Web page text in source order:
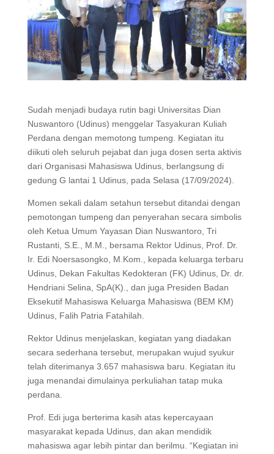
Sudah menjadi budaya rutin bagi Universitas Dian
Nuswantoro (Udinus) menggelar Tasyakuran Kuliah
Perdana dengan memotong tumpeng. Kegiatan itu
diikuti oleh seluruh pejabat dan juga dosen serta aktivis
dari Organisasi Mahasiswa Udinus, berlangsung di
gedung G lantai 1 Udinus, pada Selasa (17/09/2024).
Momen sekali dalam setahun tersebut ditandai dengan
pemotongan tumpeng dan penyerahan secara simbolis
oleh Ketua Umum Yayasan Dian Nuswantoro, Tri
Rustanti, S.E., M.M., bersama Rektor Udinus, Prof. Dr.
Ir. Edi Noersasongko, M.Kom., kepada keluarga terbaru
Udinus, Dekan Fakultas Kedokteran (FK) Udinus, Dr. dr.
Hendriani Selina, SpA(K)., dan juga Presiden Badan
Eksekutif Mahasiswa Keluarga Mahasiswa (BEM KM)
Udinus, Falih Patria Fatahilah.
Rektor Udinus menjelaskan, kegiatan yang diadakan
secara sederhana tersebut, merupakan wujud syukur
telah diterimanya 3.657 mahasiswa baru. Kegiatan itu
juga menandai dimulainya perkuliahan tatap muka
perdana.
Prof. Edi juga berterima kasih atas kepercayaan
masyarakat kepada Udinus, dan akan mendidik
mahasiswa agar lebih pintar dan berilmu. “Kegiatan ini